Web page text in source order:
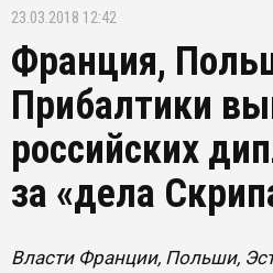
23.03.2018 12:42
Франция,
Прибалтики
российских
за «дела
Власти Франции, Польши,